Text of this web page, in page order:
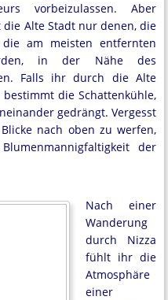
vorbeizulassen. Aber
Alte Stadt nur denen, die
am meisten entfernten
in der Nähe des
Falls ihr durch die Alte
die Schattenkühle,
gedrängt. Vergesst
nach oben zu werfen,
der
Nach einer
Wanderung
durch Nizza
fühlt ihr die
Atmosphäre
einer